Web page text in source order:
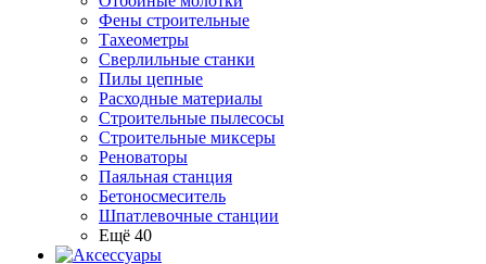
Фены строительные
Тахеометры
Сверлильные станки
Пилы цепные
Расходные материалы
Строительные пылесосы
Строительные миксеры
Реноваторы
Паяльная станция
Бетоносмеситель
Шпатлевочные станции
Ещё 40